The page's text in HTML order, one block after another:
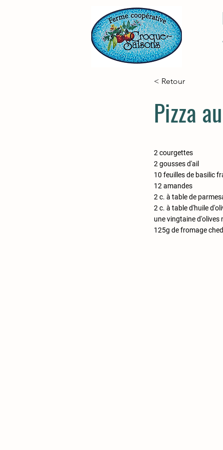
< Retour
Pizza
2 courgettes
2 gousses d'ail
10 feuilles de basilic
12 amandes
2 c. à table de
2 c. à table d'huile
une vingtaine d'olives
125g de fromage